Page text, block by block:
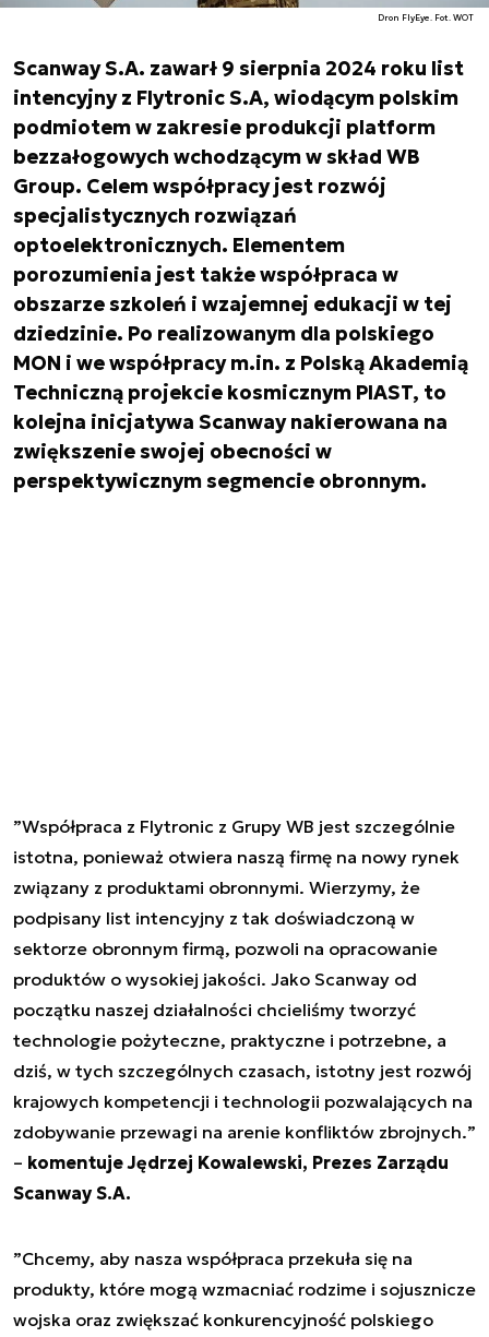
Dron FlyEye. Fot. WOT
Scanway S.A. zawarł 9 sierpnia 2024 roku list
intencyjny z Flytronic S.A, wiodącym polskim
podmiotem w zakresie produkcji platform
bezzałogowych wchodzącym w skład WB
Group. Celem współpracy jest rozwój
specjalistycznych rozwiązań
optoelektronicznych. Elementem
porozumienia jest także współpraca w
obszarze szkoleń i wzajemnej edukacji w tej
dziedzinie. Po realizowanym dla polskiego
MON i we współpracy m.in. z Polską Akademią
Techniczną projekcie kosmicznym PIAST, to
kolejna inicjatywa Scanway nakierowana na
zwiększenie swojej obecności w
perspektywicznym segmencie obronnym.
”Współpraca z Flytronic z Grupy WB jest szczególnie
istotna, ponieważ otwiera naszą firmę na nowy rynek
związany z produktami obronnymi. Wierzymy, że
podpisany list intencyjny z tak doświadczoną w
sektorze obronnym firmą, pozwoli na opracowanie
produktów o wysokiej jakości. Jako Scanway od
początku naszej działalności chcieliśmy tworzyć
technologie pożyteczne, praktyczne i potrzebne, a
dziś, w tych szczególnych czasach, istotny jest rozwój
krajowych kompetencji i technologii pozwalających na
zdobywanie przewagi na arenie konfliktów zbrojnych.”
– komentuje Jędrzej Kowalewski, Prezes Zarządu
Scanway S.A.
”Chcemy, aby nasza współpraca przekuła się na
produkty, które mogą wzmacniać rodzime i sojusznicze
wojska oraz zwiększać konkurencyjność polskiego